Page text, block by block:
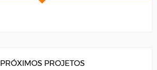
PRÓXIMOS PROJETOS